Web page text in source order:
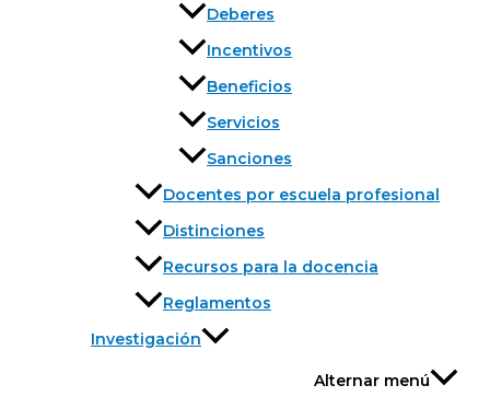
Deberes
Incentivos
Beneficios
Servicios
Sanciones
Docentes por escuela profesional
Distinciones
Recursos para la docencia
Reglamentos
Investigación
Alternar menú